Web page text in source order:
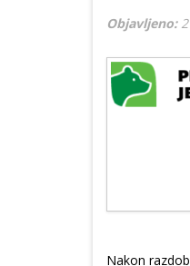
Objavljeno:
Nakon